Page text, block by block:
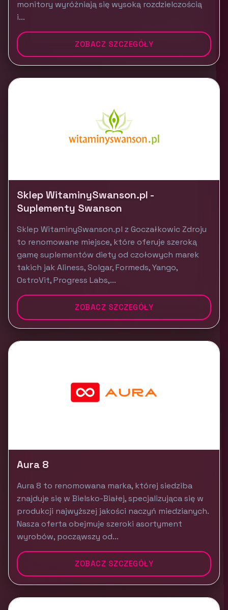
monitory wyróżniają się wysoką rozdzielczością
i...
ZOBACZ SZCZEGÓŁY
Sklep WitaminySwanson.pl -
Suplementy Swanson
Sklep WitaminySwanson.pl z Goczałkowic Zdroju
to renomowane miejsce, które oferuje szeroką
gamę suplementów diety od czołowych marek
takich jak Aliness, Solgar, Formeds, Yango,
OstroVit, Progress Labs,...
ZOBACZ SZCZEGÓŁY
Aura 8
Aura 8 to renomowana marka, której siedziba
znajduje się w Bielsko-Białej, specjalizująca się w
produkcji najwyższej jakości naczyń miedzianych.
Nasza oferta obejmuje szeroki asortyment
wyrobów, począwszy od...
ZOBACZ SZCZEGÓŁY